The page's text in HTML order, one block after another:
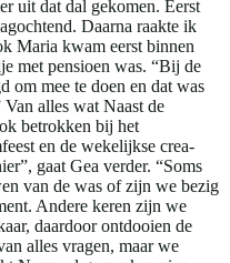
uit dat dal gekomen. Eerst
Daarna raakte ik
Maria kwam eerst binnen
met pensioen was. “Bij de
om mee te doen en dat was
alles wat Naast de
betrokken bij het
en de wekelijkse crea-
gaat Gea verder. “Soms
van de was of zijn we bezig
Andere keren zijn we
daardoor ontdooien de
alles vragen, maar we